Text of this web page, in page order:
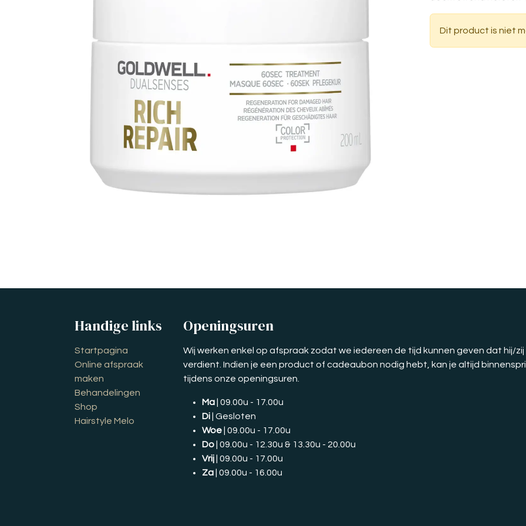
Dit product is niet
Handige links
Startpagina
Online afspraak
maken
Behandelingen
Shop
Hairstyle Melo
Openingsuren
Wij werken enkel op afspraak zodat we iedereen de tijd kunnen geven dat hij/zij
verdient. Indien je een product of cadeaubon nodig hebt, kan je altijd
tijdens onze openingsuren.
Ma | 09.00u - 17.00u
Di | Gesloten
Woe | 09.00u - 17.00u
Do | 09.00u - 12.30u & 13.30u - 20.00u
Vrij | 09.00u - 17.00u
Za | 09.00u - 16.00u